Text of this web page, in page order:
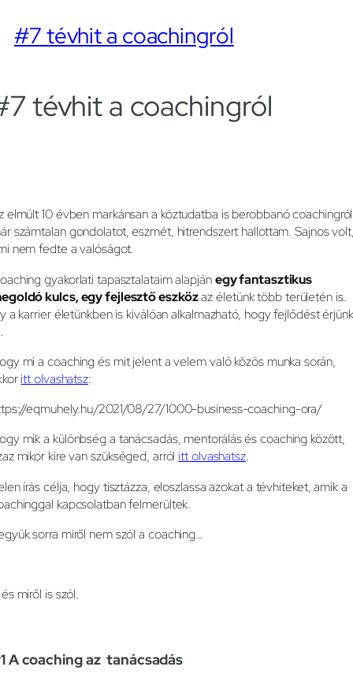
#7 tévhit a coachingról
tévhit a coachingról
elmúlt 10 évben markánsan a köztudatba is berobbanó coachingról
számtalan gondolatot, eszmét, hitrendszert hallottam. Sajnos
nem fedte a valóságot.
gyakorlati tapasztalataim alapjánegy fantasztikus
kulcs, egy fejlesztő eszközaz életünk több területén is.
a karrier életünkben is kiválóan alkalmazható, hogy fejlődést érjünk
mi a coaching és mit jelent a velem való közös munka során,
itt olvashatsz:
eqmuhely.hu/2021/08/27/1000-business-coaching-ora/
mik a különbség a tanácsadás, mentorálás és coaching között,
mikor kire van szükséged, arról itt olvashatsz.
írás célja, hogy tisztázza, eloszlassa azokat a tévhiteket, amik a
kapcsolatban felmerültek.
sorra miről nem szól a coaching…
miről is szól.
A coaching az tanácsadás